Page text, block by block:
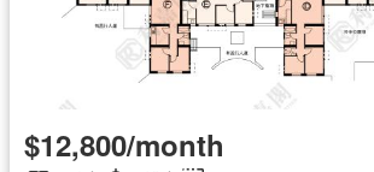
$12,800/month